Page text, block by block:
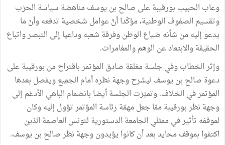
وعاب الحبيب بورقيبةعلى صالح بن يوسفمناهضة سياسة الحزب
وتقسيم الصفوف الوطنية،مؤكّداأنَّعوامل شخصية تدفعهوأنّما
يدعوإليهمن شأنه ضياع الوطنوفرقة شعبهوداعيا إلى التبصرواتباع
الحقيقةوالابتعادعن الوهموالمغامرات.
وإثرالخطابوفيجلسةمغلقة صادق المؤتمرباقتراحمن بورقيبةعلى
دعوة صالح بن يوسف ليشرحوجهة نظرهأمام الجميعويفصل بعدها
المؤتمرفي الخلاف.وتميّزت الجلسةأيضا بانضمام الباهي الأدغم إلى
وجهة نظربورقيبةممّاجعلمهمّة رئاسة المؤتمرتؤول إليهوكان
لموقفه تأثيرفيممثلي الجامعة الدستورية لتونس العاصمة الذين
اكتفوا بموقفمحايدبعدأنكانوا يؤيدونوجهة نظرصالح بن يوسف.